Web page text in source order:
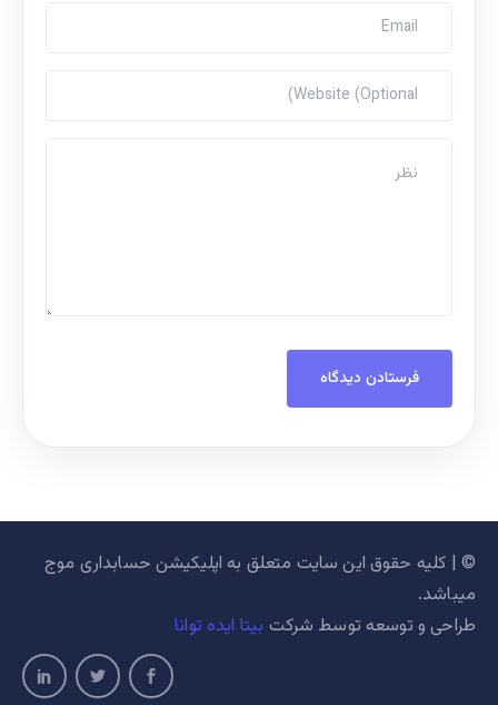
© | کلیه حقوق این سایت متعلق به اپلیکیشن حسابداری موج
میباشد.
طراحی و توسعه توسط شرکت بیتا ایده توانا